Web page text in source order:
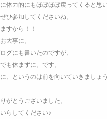
体力的にもほぼほぼ戻ってくると思い
ひ参加してくださいね。
すから！！
大事に。
グにも書いたのですが、
も休まずに。です。
に、というのは前を向いていきましょ
がとうございました。
らしてください♪